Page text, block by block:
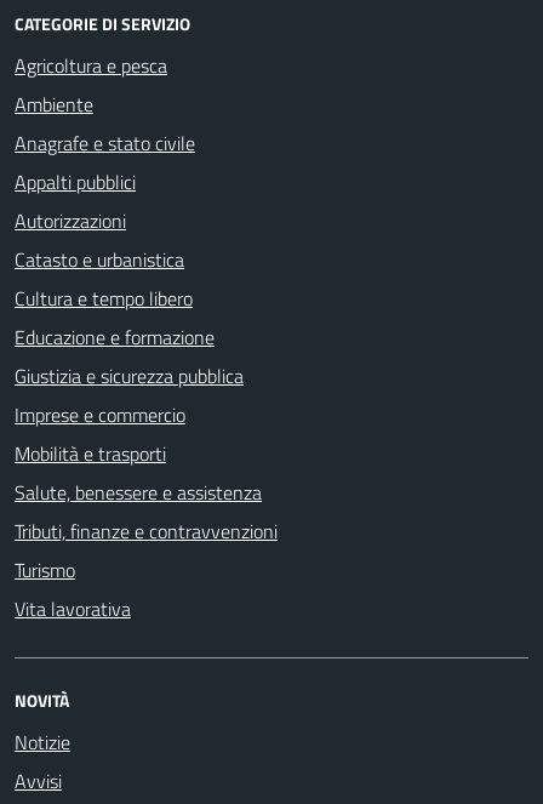
CATEGORIE DI SERVIZIO
Agricoltura e pesca
Ambiente
Anagrafe e stato civile
Appalti pubblici
Autorizzazioni
Catasto e urbanistica
Cultura e tempo libero
Educazione e formazione
Giustizia e sicurezza pubblica
Imprese e commercio
Mobilità e trasporti
Salute, benessere e assistenza
Tributi, finanze e contravvenzioni
Turismo
Vita lavorativa
NOVITÀ
Notizie
Avvisi